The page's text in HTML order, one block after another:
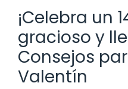
¡Celebra un
gracioso y
Consejos
Valentín